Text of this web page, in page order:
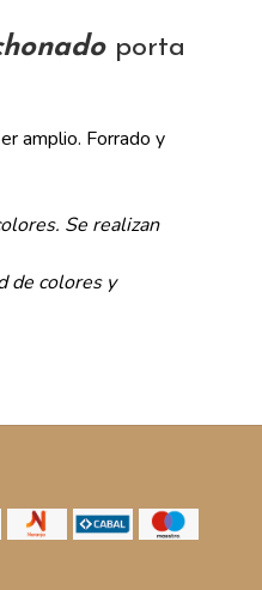
porta
amplio. Forrado y
Se realizan
de colores y